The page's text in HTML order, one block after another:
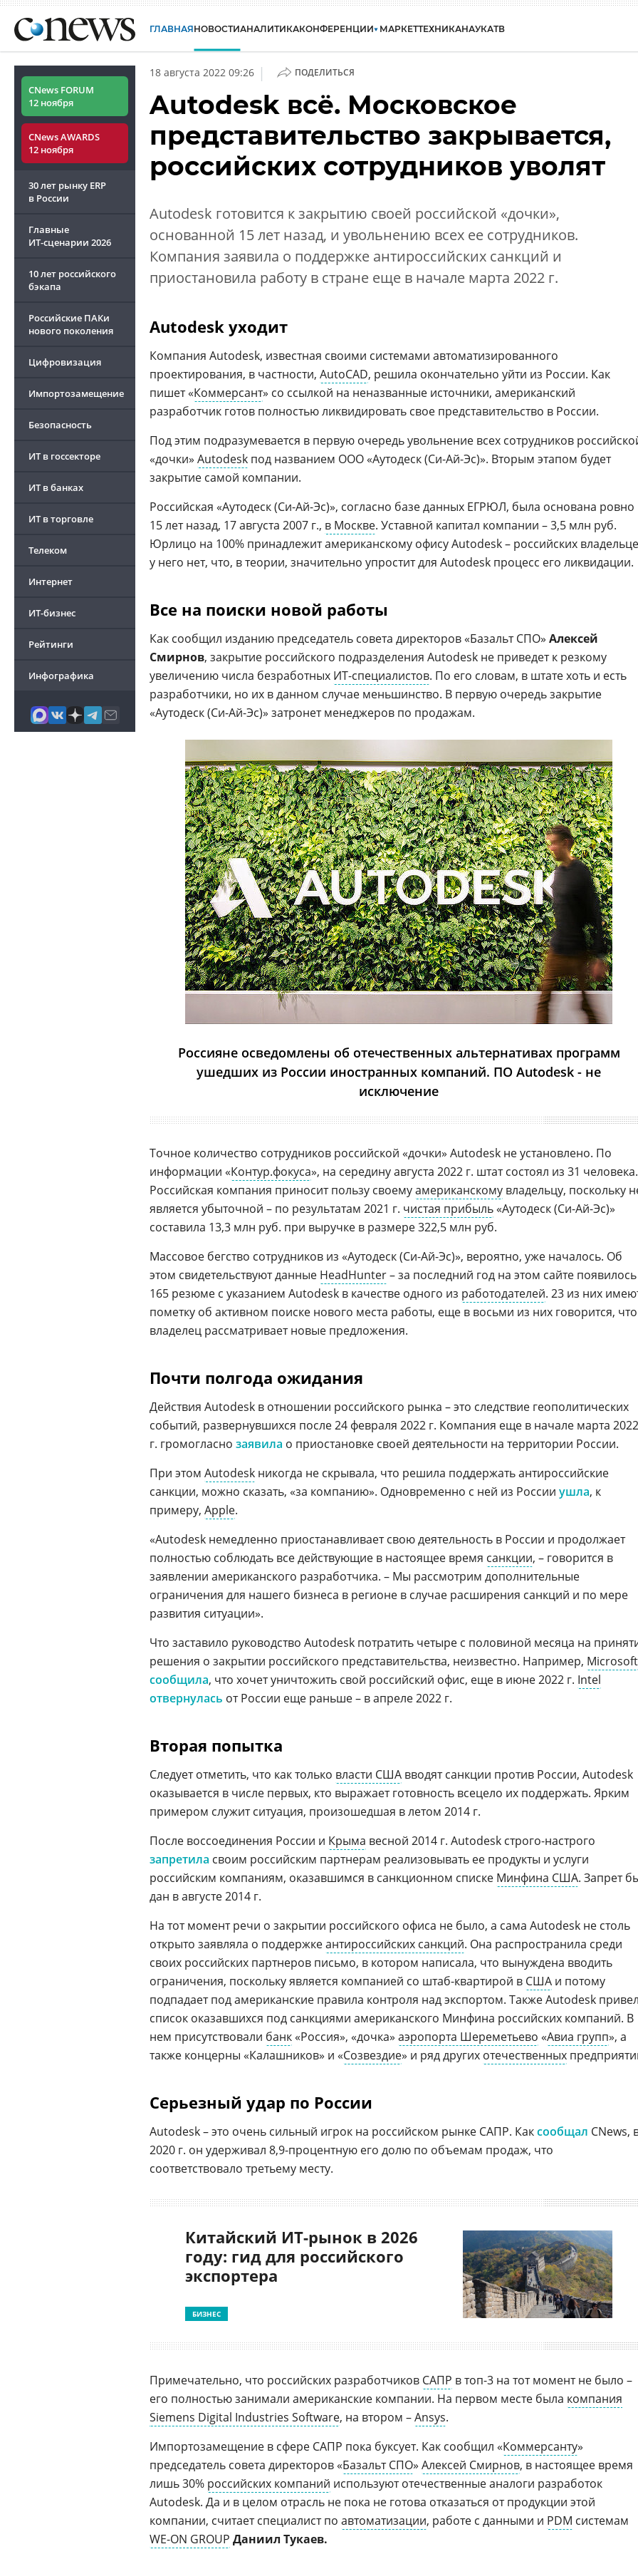
ГЛАВНАЯНОВОСТИАНАЛИТИКАКОНФЕРЕНЦИИ МАРКЕТТЕХНИКАНАУКАТВ
CNews FORUM
12 ноября
CNews AWARDS
12 ноября
30 лет рынку ERP
в России
Главные
ИТ-сценарии 2026
10 лет российского
бэкапа
Российские ПАКи
нового поколения
Цифровизация
Импортозамещение
Безопасность
ИТ в госсекторе
ИТ в банках
ИТ в торговле
Телеком
Интернет
ИТ-бизнес
Рейтинги
Инфографика
18 августа 2022 09:26 | ПОДЕЛИТЬСЯ
Autodesk всё. Московское
представительство закрывается,
российских сотрудников уволят
Autodesk готовится к закрытию своей российской «дочки»,
основанной 15 лет назад, и увольнению всех ее сотрудников.
Компания заявила о поддержке антироссийских санкций и
приостановила работу в стране еще в начале марта 2022 г.
Autodesk уходит
Компания Autodesk, известная своими системами автоматизированного
проектирования, в частности, AutoCAD, решила окончательно уйти из России. Как
пишет «Коммерсант» со ссылкой на неназванные источники, американский
разработчик готов полностью ликвидировать свое представительство в России.
Под этим подразумевается в первую очередь увольнение всех сотрудников
«дочки» Autodesk под названием ООО «Аутодеск (Си-Ай-Эс)». Вторым этапом будет
закрытие самой компании.
Российская «Аутодеск (Си-Ай-Эс)», согласно базе данных ЕГРЮЛ, была основана ровно
15 лет назад, 17 августа 2007 г., в Москве. Уставной капитал компании – 3,5 млн руб.
Юрлицо на 100% принадлежит американскому офису Autodesk – российских
у него нет, что, в теории, значительно упростит для Autodesk процесс его ликвидации.
Все на поиски новой работы
Как сообщил изданию председатель совета директоров «Базальт СПО» Алексей
Смирнов, закрытие российского подразделения Autodesk не приведет к резкому
увеличению числа безработных ИТ-специалистов. По его словам, в штате хоть и есть
разработчики, но их в данном случае меньшинство. В первую очередь закрытие
«Аутодеск (Си-Ай-Эс)» затронет менеджеров по продажам.
Россияне осведомлены об отечественных альтернативах программ
ушедших из России иностранных компаний. ПО Autodesk - не
исключение
Точное количество сотрудников российской «дочки» Autodesk не установлено. По
информации «Контур.фокуса», на середину августа 2022 г. штат состоял из 31 человека.
Российская компания приносит пользу своемуамериканскому владельцу, поскольку
является убыточной – по результатам 2021 г. чистая прибыль «Аутодеск (Си-Ай-Эс)»
составила 13,3 млн руб. при выручке в размере 322,5 млн руб.
Массовое бегство сотрудников из «Аутодеск (Си-Ай-Эс)», вероятно, уже началось. Об
этом свидетельствуют данные HeadHunter– за последний год на этом сайте появилось
165 резюме с указанием Autodesk в качестве одного из работодателей. 23 из них
пометку об активном поиске нового места работы, еще в восьми из них говорится, что
владелец рассматривает новые предложения.
Почти полгода ожидания
Действия Autodesk в отношении российского рынка – это следствие геополитических
событий, развернувшихся после 24 февраля 2022 г. Компания еще в начале марта 2022
г. громогласно заявила о приостановке своей деятельности на территории России.
При этом Autodesk никогда не скрывала, что решила поддержать антироссийские
санкции, можно сказать, «за компанию». Одновременно с ней из России ушла, к
примеру, Apple.
«Autodesk немедленно приостанавливает свою деятельность в России и продолжает
полностью соблюдать все действующие в настоящее время санкции, – говорится в
заявлении американского разработчика. – Мы рассмотрим дополнительные
ограничения для нашего бизнеса в регионе в случае расширения санкций и по мере
развития ситуации».
Что заставило руководство Autodesk потратить четыре с половиной месяца на
решения о закрытии российского представительства, неизвестно. Например, Microsoft
сообщила, что хочет уничтожить свой российский офис, еще в июне 2022 г. Intel
отвернулась от России еще раньше – в апреле 2022 г.
Вторая попытка
Следует отметить, что как только власти США вводят санкции против России, Autodesk
оказывается в числе первых, кто выражает готовность всецело их поддержать. Ярким
примером служит ситуация, произошедшая в летом 2014 г.
После воссоединения России и Крыма весной 2014 г. Autodesk строго-настрого
запретила своим российским партнерам реализовывать ее продукты и услуги
российским компаниям, оказавшимся в санкционном списке Минфина США. Запрет
дан в августе 2014 г.
На тот момент речи о закрытии российского офиса не было, а сама Autodesk не столь
открыто заявляла о поддержкеантироссийских санкций. Она распространила среди
своих российских партнеров письмо, в котором написала, что вынуждена вводить
ограничения, поскольку является компанией со штаб-квартирой в США и потому
подпадает под американские правила контроля над экспортом. Также Autodesk
список оказавшихся под санкциями американского Минфина российских компаний. В
нем присутствовали банк «Россия», «дочка» аэропорта Шереметьево «Авиа групп», а
также концерны «Калашников» и «Созвездие» и ряд других отечественных
Серьезный удар по России
Autodesk – это очень сильный игрок на российском рынке САПР. Каксообщал CNews,
2020 г. он удерживал 8,9-процентную его долю по объемам продаж, что
соответствовало третьему месту.
Китайский ИТ-рынок в 2026
году: гид для российского
экспортера
БИЗНЕС
Примечательно, что российских разработчиков САПР в топ-3 на тот момент не было –
его полностью занимали американские компании. На первом месте была компания
Siemens Digital Industries Software, на втором –Ansys.
Импортозамещение в сфере САПР пока буксует. Как сообщил «Коммерсанту»
председатель совета директоров «Базальт СПО» Алексей Смирнов, в настоящее время
лишь 30% российских компаний используют отечественные аналоги разработок
Autodesk. Да и в целом отрасль не пока не готова отказаться от продукции этой
компании, считает специалист по автоматизации, работе с данными и PDM системам
WE-ON GROUP Даниил Тукаев.